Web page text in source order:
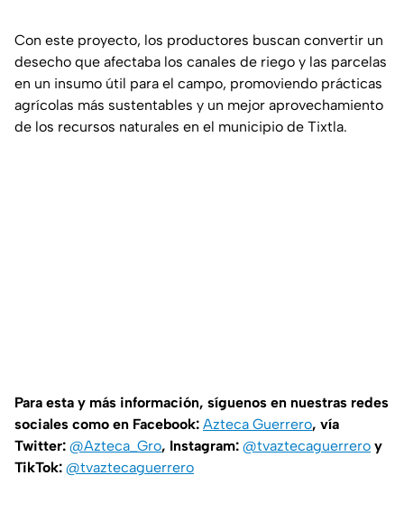
Con este proyecto, los productores buscan convertir un
desecho que afectaba los canales de riego y las parcelas
en un insumo útil para el campo, promoviendo prácticas
agrícolas más sustentables y un mejor aprovechamiento
de los recursos naturales en el municipio de Tixtla.
Para esta y más información, síguenos en nuestras redes
sociales como en Facebook: Azteca Guerrero, vía
Twitter: @Azteca_Gro, Instagram: @tvaztecaguerrero y
TikTok: @tvaztecaguerrero